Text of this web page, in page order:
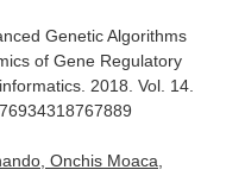
Genetic Algorithms
of Gene Regulatory
. 2018. Vol. 14.
Onchis Moaca,